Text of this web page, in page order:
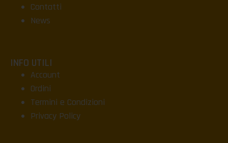
Contatti
News
INFO UTILI
Account
Ordini
Termini e Condizioni
Privacy Policy